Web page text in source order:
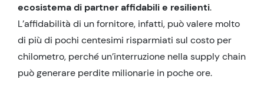
ecosistema di partner affidabili e resilienti.
L’affidabilità di un fornitore, infatti, può valere molto
di più di pochi centesimi risparmiati sul costo per
chilometro, perché un’interruzione nella supply chain
può generare perdite milionarie in poche ore.